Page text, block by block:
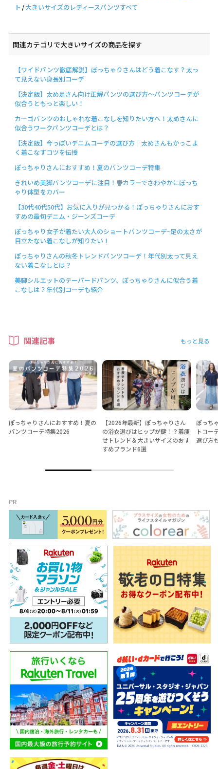
ト 大きいサイズのレディースパンツすべて
関連カテゴリで大きいサイズの商品を探す
【ワイドパンツ徹底解説】ぽっちゃりさんはどう着こなす？太っ
て見えない身長別コーデ
【決定版】太め足さん向け正解パンツの選び方～パンツコーデが
似合うともっと楽しい！
カーゴパンツのおしゃれな着こなしを知りたい方へ！太めさんに
似合うワークパンツコーデとは？
【決定版】今っぽいデニムコーデの選び方│太めさんもかっこよ
く着こなすコツを伝授
ぽっちゃりさんにおすすめ！夏のパンツコーデ特集
きれいめ美脚パンツコーデに注目！春カラーでさわやかにぽっち
ゃり体型をカバー
【30代40代50代】お気に入りが見つかる！ぽっちゃりさんにおす
すめの最旬デニム・ジーンズコーデ
ぽっちゃり女子が着たい大人のショートパンツコーデ~足の太さが
目立たない着こなしが知りたい！
ぽっちゃりさんの秋冬トレンドパンツコーデ！年代別太って見え
ない着こなしとは？
美脚シルエットのテーパードパンツ、ぽっちゃりさんに似合う着
こなしは？年代別コーデも紹介
関連記事 もっと見る
ぽっちゃりさんにおすすめ！夏の
パンツコーデ特集2026
【2026年最新】ぽっちゃりさん
の浴衣選びはヒップが鍵！？着痩
せトレンド＆大きいサイズのおす
すめブランド6選
ぽっち
トコー
選び方
PR